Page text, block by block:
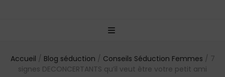
Accueil / Blog séduction / Conseils Séduction Femmes / 7
signes DECONCERTANTS qu’il veut être votre petit ami